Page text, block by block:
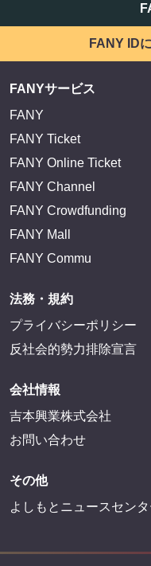
FANY ID
FANYサービス
FANY
FANY Ticket
FANY Online Ticket
FANY Channel
FANY Crowdfunding
FANY Mall
FANY Commu
法務・規約
プライバシーポリシー
反社会的勢力排除宣言
会社情報
吉本興業株式会社
お問い合わせ
その他
よしもとニュースセン